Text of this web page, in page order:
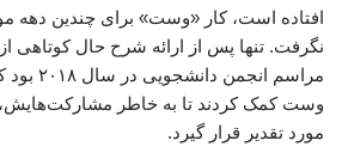
افتاده است، کار «وست» برای چندین دهه
نگرفت. تنها پس از ارائه شرح حال کوتاهی
مراسم
وست کمک کردند تا به خاطر مشارکت‌هایش،
مورد تقدیر قرار گیرد.